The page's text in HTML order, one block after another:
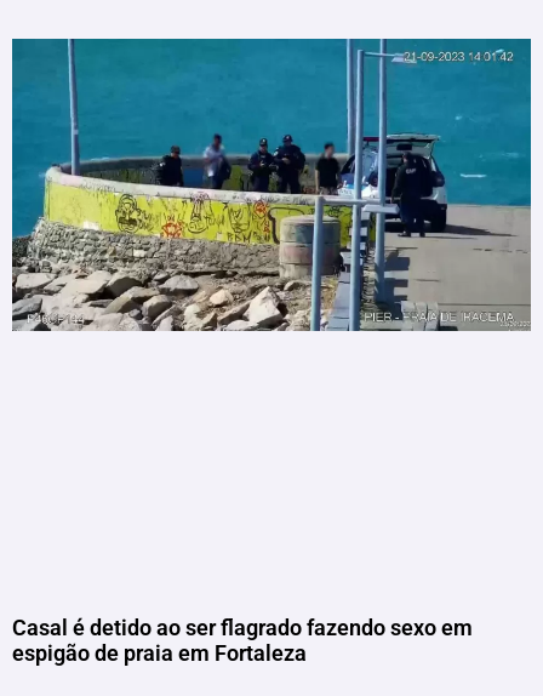
Casal é detido ao ser flagrado fazendo sexo em
espigão de praia em Fortaleza